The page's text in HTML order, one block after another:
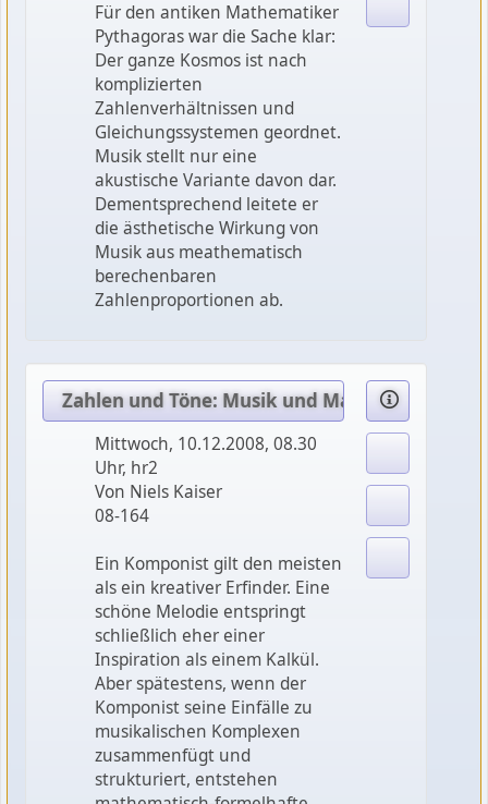
Für den antiken Mathematiker
Pythagoras war die Sache klar:
Der ganze Kosmos ist nach
komplizierten
Zahlenverhältnissen und
Gleichungssystemen geordnet.
Musik stellt nur eine
akustische Variante davon dar.
Dementsprechend leitete er
die ästhetische Wirkung von
Musik aus meathematisch
berechenbaren
Zahlenproportionen ab.
Zahlen und Töne: Musik und Mathematik (3)
Mittwoch, 10.12.2008, 08.30
Uhr, hr2
Von Niels Kaiser
08-164
Ein Komponist gilt den meisten
als ein kreativer Erfinder. Eine
schöne Melodie entspringt
schließlich eher einer
Inspiration als einem Kalkül.
Aber spätestens, wenn der
Komponist seine Einfälle zu
musikalischen Komplexen
zusammenfügt und
strukturiert, entstehen